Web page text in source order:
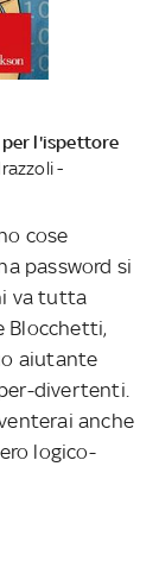
per l'ispettore
-
cose
password si
va tutta
Blocchetti,
aiutante
divertenti.
anche
logico-